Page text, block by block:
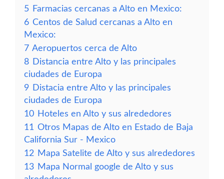
5 Farmacias cercanas a Alto en Mexico:
6 Centos de Salud cercanas a Alto en
Mexico:
7 Aeropuertos cerca de Alto
8 Distancia entre Alto y las principales
ciudades de Europa
9 Distacia entre Alto y las principales
ciudades de Europa
10 Hoteles en Alto y sus alrededores
11 Otros Mapas de Alto en Estado de Baja
California Sur - Mexico
12 Mapa Satelite de Alto y sus alrededores
13 Mapa Normal google de Alto y sus